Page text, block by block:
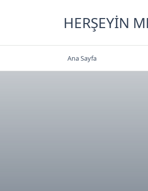
HERŞEYIN
Ana Sayfa